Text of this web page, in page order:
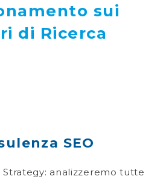
sui
di Ricerca
SEO
Strategy: analizzeremo tutte